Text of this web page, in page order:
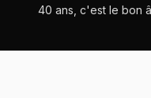
40 ans, c'est le bon